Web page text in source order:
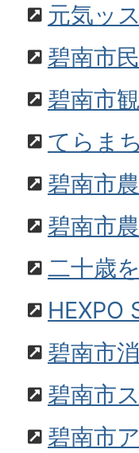
元気ッ
碧南市
碧南市
てらま
碧南市
碧南市
二十歳
HEXPO
碧南市
碧南市
碧南市